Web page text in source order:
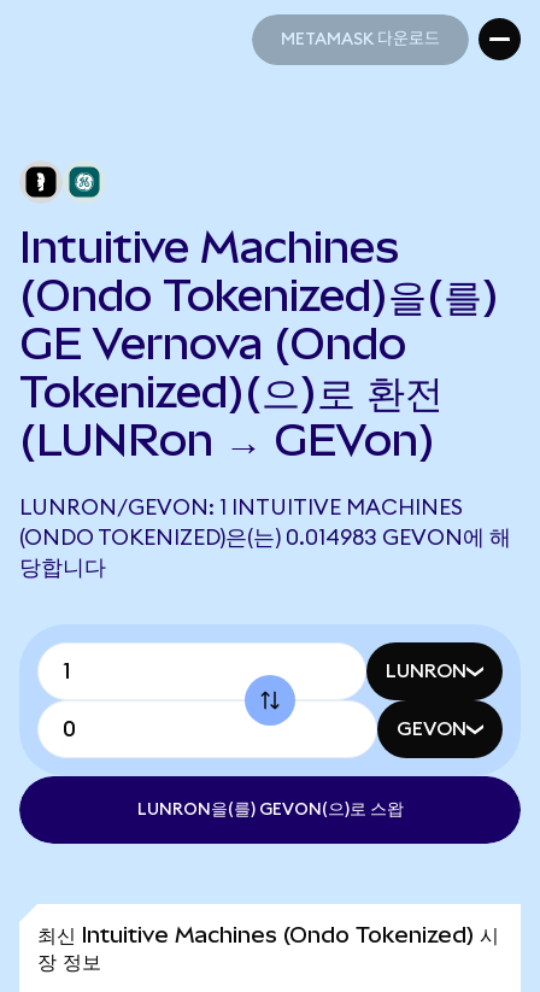
METAMASK 다운로드
Intuitive Machines
(Ondo Tokenized)을(를)
GE Vernova (Ondo
Tokenized)(으)로 환전
(LUNRon → GEVon)
LUNRON/GEVON: 1 INTUITIVE MACHINES
(ONDO TOKENIZED)은(는) 0.014983 GEVON에 해
당합니다
LUNRON
GEVON
LUNRON을(를) GEVON(으)로 스왑
최신 Intuitive Machines (Ondo Tokenized) 시
장 정보